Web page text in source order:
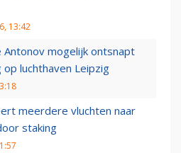
13:42
Antonov mogelijk ontsnapt
op luchthaven Leipzig
meerdere vluchten naar
staking